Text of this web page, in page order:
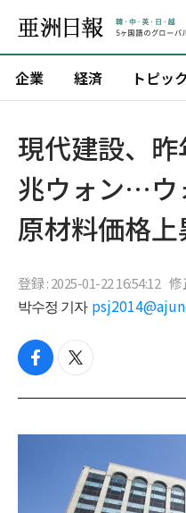
企業 経済 トピッ
現代建設、
兆ウォン…ウ
原材料価格
登録 : 2025-01-22 16:54:12 修
박수정 기자
f
c
b
t
i
t